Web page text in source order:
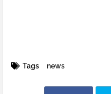
Tags news